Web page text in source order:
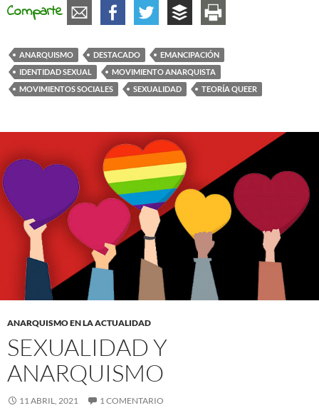
Comparte
ANARQUISMO DESTACADO
EMANCIPACIÓN
IDENTIDAD SEXUAL
MOVIMIENTO ANARQUISTA
MOVIMIENTOS SOCIALES
SEXUALIDAD TEORÍA QUEER
ANARQUISMO EN LA ACTUALIDAD
SEXUALIDAD Y
ANARQUISMO
11 ABRIL, 2021 1 COMENTARIO